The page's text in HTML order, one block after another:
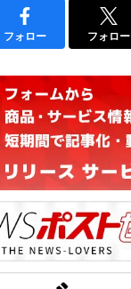
フォロー フォロー